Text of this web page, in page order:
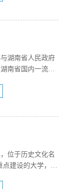
湖南省人民政府
南省国内一流大
位于历史文化名
点建设的大学，国